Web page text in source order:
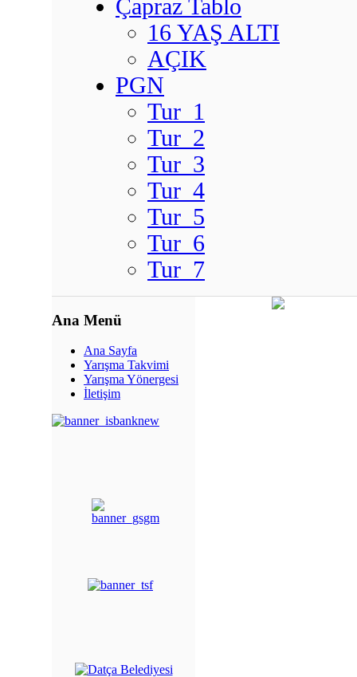
Çapraz Tablo
16 YAŞ ALTI
AÇIK
PGN
Tur_1
Tur_2
Tur_3
Tur_4
Tur_5
Tur_6
Tur_7
Ana Menü
Ana Sayfa
Yarışma Takvimi
Yarışma Yönergesi
İletişim